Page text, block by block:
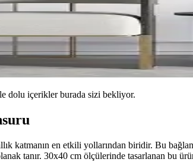
dolu içerikler burada sizi bekliyor.
katmanın en etkili yollarından biridir. Bu
tanır. 30x40 cm ölçülerinde tasarlanan bu